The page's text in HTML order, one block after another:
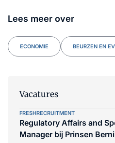
Lees meer over
ECONOMIE BEURZEN EN
Vacatures
FRESHRECRUITMENT
Regulatory Affairs and
Manager bij Prinsen